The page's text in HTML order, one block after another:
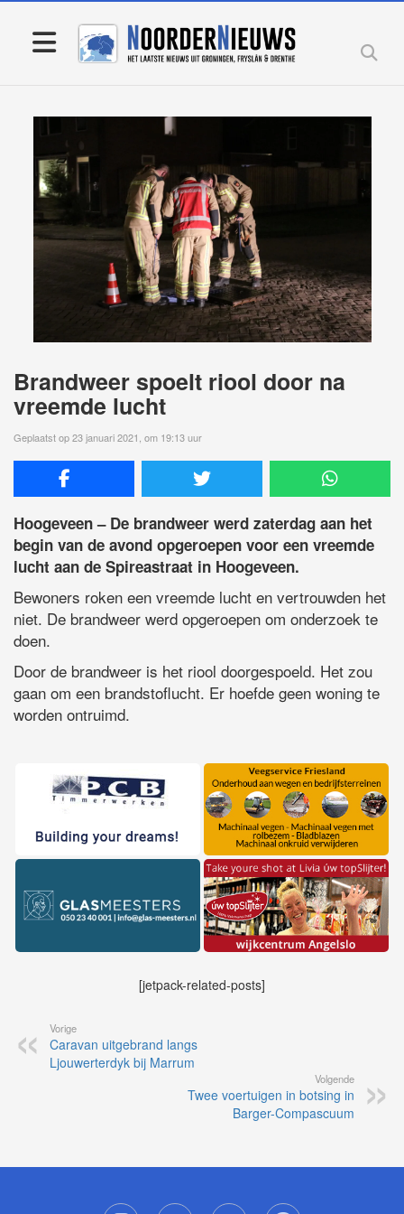
Brandweer spoelt riool door na
vreemde lucht
Geplaatst op 23 januari 2021, om 19:13 uur
Hoogeveen – De brandweer werd zaterdag aan het
begin van de avond opgeroepen voor een vreemde
lucht aan de Spireastraat in Hoogeveen.
Bewoners roken een vreemde lucht en vertrouwden het
niet. De brandweer werd opgeroepen om onderzoek te
doen.
Door de brandweer is het riool doorgespoeld. Het zou
gaan om een brandstoflucht. Er hoefde geen woning te
worden ontruimd.
[jetpack-related-posts]
Vorige
Caravan uitgebrand langs
Ljouwerterdyk bij Marrum
Volgende
Twee voertuigen in botsing in
Barger-Compascuum